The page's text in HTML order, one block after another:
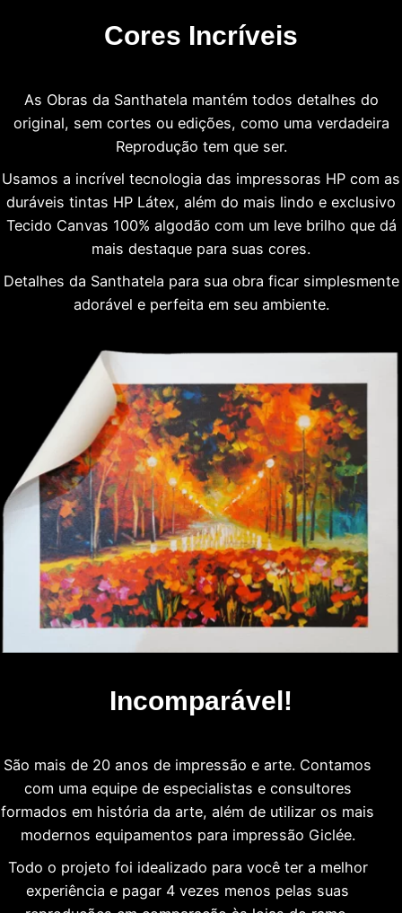
Cores Incríveis
As Obras da Santhatela mantém todos detalhes do
original, sem cortes ou edições, como uma verdadeira
Reprodução tem que ser.
Usamos a incrível tecnologia das impressoras HP com as
duráveis tintas HP Látex, além do mais lindo e exclusivo
Tecido Canvas 100% algodão com um leve brilho que dá
mais destaque para suas cores.
Detalhes da Santhatela para sua obra ficar simplesmente
adorável e perfeita em seu ambiente.
Incomparável!
São mais de 20 anos de impressão e arte. Contamos
com uma equipe de especialistas e consultores
formados em história da arte, além de utilizar os mais
modernos equipamentos para impressão Giclée.
Todo o projeto foi idealizado para você ter a melhor
experiência e pagar 4 vezes menos pelas suas